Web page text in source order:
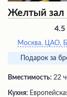
Желтый зал
4.5
Москва, ЦАО,
Подарок за
Вместимость: 22
Кухня: